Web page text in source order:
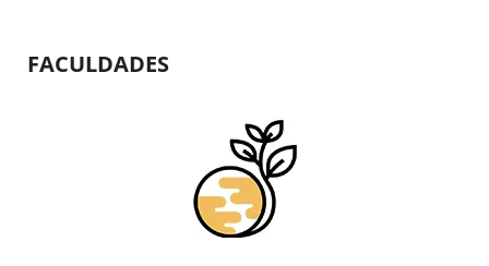
FACULDADES